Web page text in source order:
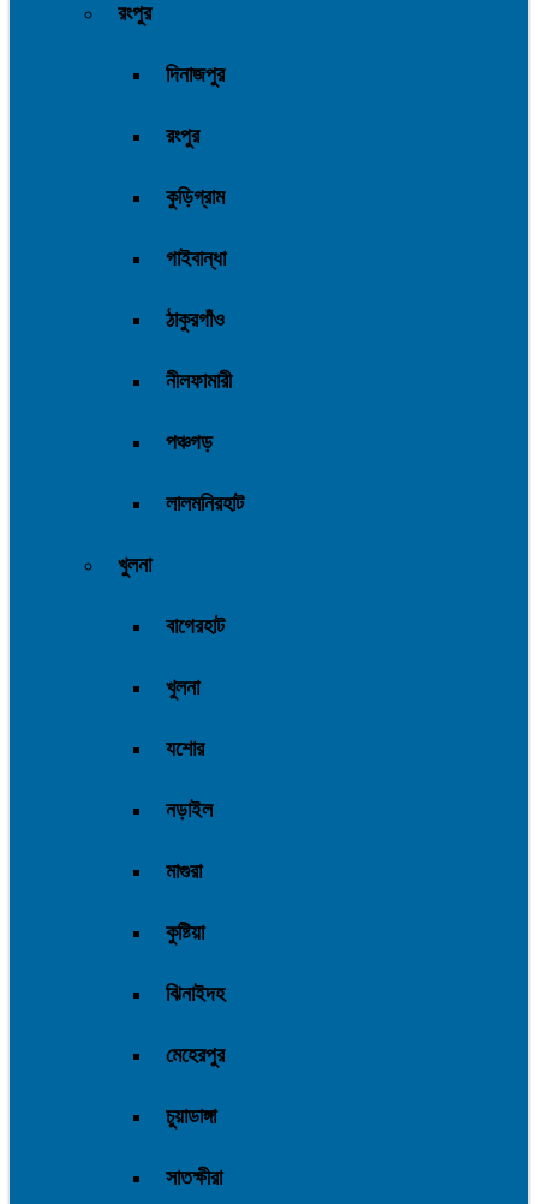
রংপুর
দিনাজপুর
রংপুর
কুড়িগ্রাম
গাইবান্ধা
ঠাকুরগাঁও
নীলফামারী
পঞ্চগড়
লালমনিরহাট
খুলনা
বাগেরহাট
খুলনা
যশোর
নড়াইল
মাগুরা
কুষ্টিয়া
ঝিনাইদহ
মেহেরপুর
চুয়াডাঙ্গা
সাতক্ষীরা